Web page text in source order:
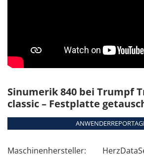
Sinumerik 840 bei Trumpf
classic – Festplatte
Maschinenhersteller: